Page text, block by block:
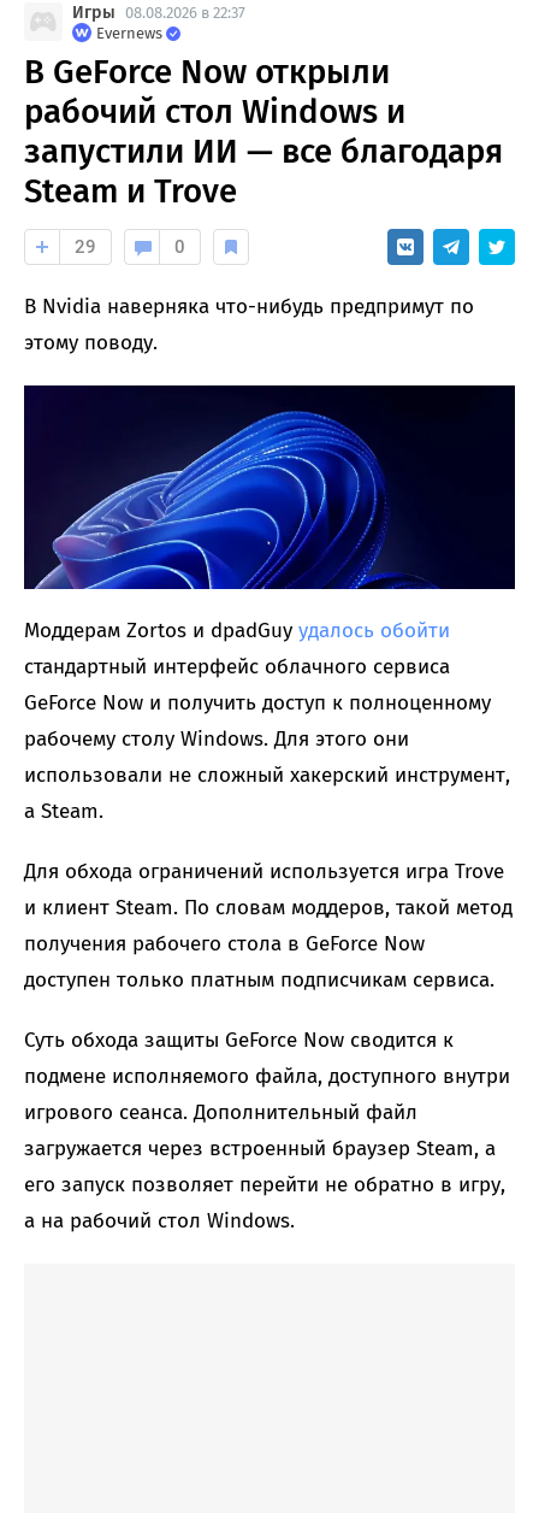
Игры 08.08.2026 в 22:37
Evernews
В GeForce Now открыли
рабочий стол Windows и
запустили ИИ — все благодаря
Steam и Trove
29 0
В Nvidia наверняка что-нибудь предпримут по
этому поводу.
Моддерам Zortos и dpadGuy удалось обойти
стандартный интерфейс облачного сервиса
GeForce Now и получить доступ к полноценному
рабочему столу Windows. Для этого они
использовали не сложный хакерский инструмент,
а Steam.
Для обхода ограничений используется игра Trove
и клиент Steam. По словам моддеров, такой метод
получения рабочего стола в GeForce Now
доступен только платным подписчикам сервиса.
Суть обхода защиты GeForce Now сводится к
подмене исполняемого файла, доступного внутри
игрового сеанса. Дополнительный файл
загружается через встроенный браузер Steam, а
его запуск позволяет перейти не обратно в игру,
а на рабочий стол Windows.